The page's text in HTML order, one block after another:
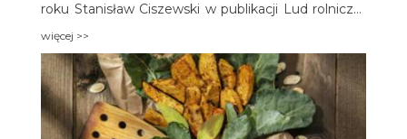
roku Stanisław Ciszewski w publikacji Lud rolniczo-
opisując jadłospis, wymienia m.in. obiad: 10) bober
tj. bób, suchy, a niekiedy z wodzianką. W kuchni
regionalnej Zagłębia Dąbrowskiego nadal dania z
bobem są bardzo popularne.
więcej >>